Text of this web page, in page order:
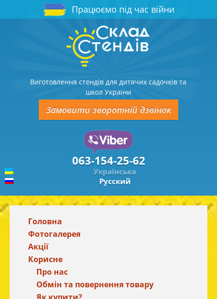
Працюємо під час війни
Виготовлення стендів для дитячих садочків та
школ України
Замовити зворотній дзвінок
063-154-25-62
Українська
Русский
Головна
Фотогалерея
Акції
Корисне
Про нас
Обмін та повернення товару